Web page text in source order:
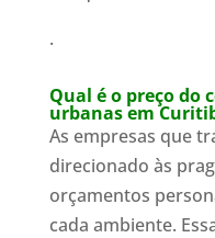
.
Qual é o preço do
urbanas em
As empresas que
direcionado às
orçamentos
cada ambiente.